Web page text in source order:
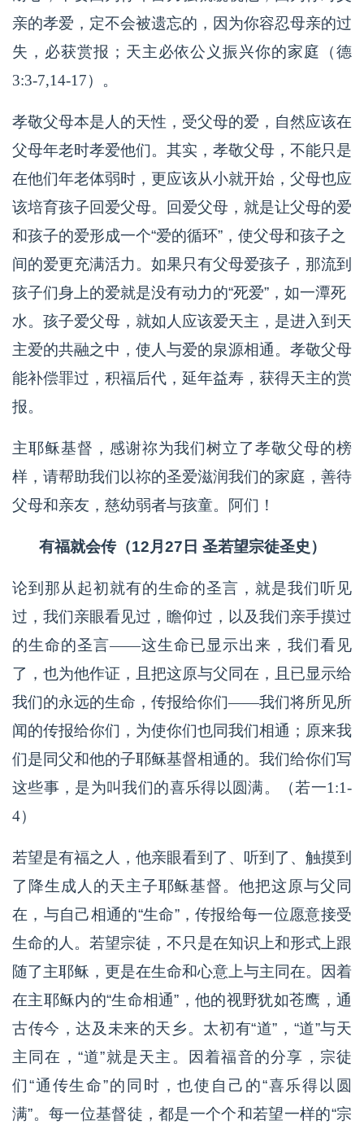
亲的孝爱，定不会被遗忘的，因为你容忍母亲的过
失，必获赏报；天主必依公义振兴你的家庭（德
3:3-7,14-17）。
孝敬父母本是人的天性，受父母的爱，自然应该在
父母年老时孝爱他们。其实，孝敬父母，不能只是
在他们年老体弱时，更应该从小就开始，父母也应
该培育孩子回爱父母。回爱父母，就是让父母的爱
和孩子的爱形成一个“爱的循环”，使父母和孩子之
间的爱更充满活力。如果只有父母爱孩子，那流到
孩子们身上的爱就是没有动力的“死爱”，如一潭死
水。孩子爱父母，就如人应该爱天主，是进入到天
主爱的共融之中，使人与爱的泉源相通。孝敬父母
能补偿罪过，积福后代，延年益寿，获得天主的赏
报。
主耶稣基督，感谢祢为我们树立了孝敬父母的榜
样，请帮助我们以祢的圣爱滋润我们的家庭，善待
父母和亲友，慈幼弱者与孩童。阿们！
有福就会传（12月27日 圣若望宗徒圣史）
论到那从起初就有的生命的圣言，就是我们听见
过，我们亲眼看见过，瞻仰过，以及我们亲手摸过
的生命的圣言——这生命已显示出来，我们看见
了，也为他作证，且把这原与父同在，且已显示给
我们的永远的生命，传报给你们——我们将所见所
闻的传报给你们，为使你们也同我们相通；原来我
们是同父和他的子耶稣基督相通的。我们给你们写
这些事，是为叫我们的喜乐得以圆满。（若一1:1-
4）
若望是有福之人，他亲眼看到了、听到了、触摸到
了降生成人的天主子耶稣基督。他把这原与父同
在，与自己相通的“生命”，传报给每一位愿意接受
生命的人。若望宗徒，不只是在知识上和形式上跟
随了主耶稣，更是在生命和心意上与主同在。因着
在主耶稣内的“生命相通”，他的视野犹如苍鹰，通
古传今，达及未来的天乡。太初有“道”，“道”与天
主同在，“道”就是天主。因着福音的分享，宗徒
们“通传生命”的同时，也使自己的“喜乐得以圆
满”。每一位基督徒，都是一个个和若望一样的“宗